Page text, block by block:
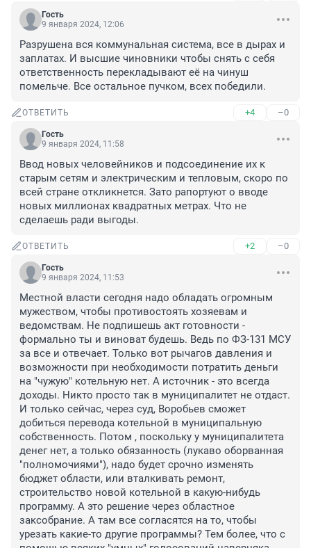
Гость
9 января 2024, 12:06
Разрушена вся коммунальная система, все в дырах и
заплатах. И высшие чиновники чтобы снять с себя
ответственность перекладывают её на чинуш
помельче. Все остальное пучком, всех победили.
ОТВЕТИТЬ +4 –0
Гость
9 января 2024, 11:58
Ввод новых человейников и подсоединение их к
старым сетям и электрическим и тепловым, скоро по
всей стране откликнется. Зато рапортуют о вводе
новых миллионах квадратных метрах. Что не
сделаешь ради выгоды.
ОТВЕТИТЬ +2 –0
Гость
9 января 2024, 11:53
Местной власти сегодня надо обладать огромным
мужеством, чтобы противостоять хозяевам и
ведомствам. Не подпишешь акт готовности -
формально ты и виноват будешь. Ведь по ФЗ-131 МСУ
за все и отвечает. Только вот рычагов давления и
возможности при необходимости потратить деньги
на "чужую" котельную нет. А источник - это всегда
доходы. Никто просто так в муниципалитет не отдаст.
И только сейчас, через суд, Воробьев сможет
добиться перевода котельной в муниципальную
собственность. Потом , поскольку у муниципалитета
денег нет, а только обязанность (лукаво оборванная
"полномочиями"), надо будет срочно изменять
бюджет области, или вталкивать ремонт,
строительство новой котельной в какую-нибудь
программу. А это решение через областное
заксобрание. А там все согласятся на то, чтобы
урезать какие-то другие программы? Тем более, что с